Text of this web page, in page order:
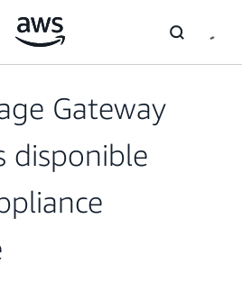
Gateway
disponible